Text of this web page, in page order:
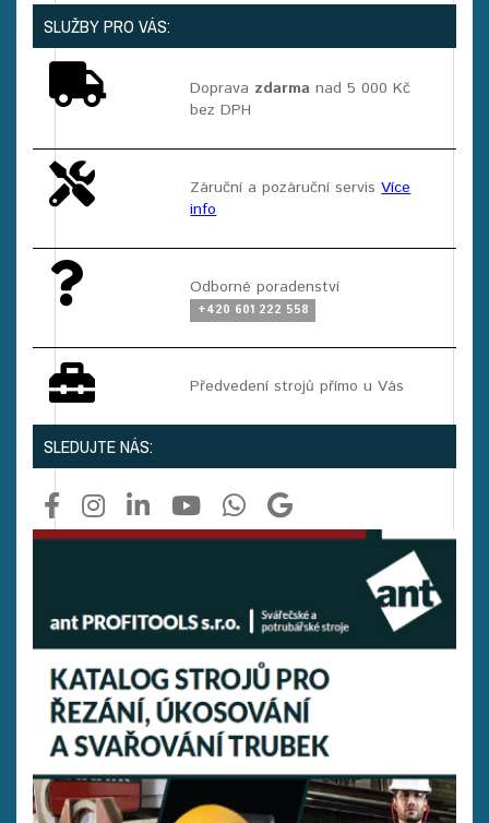
SLUŽBY PRO VÁS:
Doprava zdarma nad 5 000 Kč
bez DPH
Záruční a pozáruční servisVíce
info
Odborné poradenství
+420 601 222 558
Předvedení strojů přímo u Vás
SLEDUJTE NÁS: